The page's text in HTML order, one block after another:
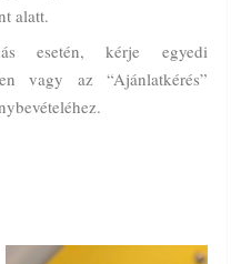
alatt.
esetén, kérje egyedi
vagy az “Ajánlatkérés”